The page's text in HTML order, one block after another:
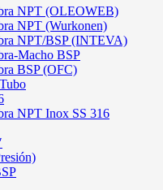
NPT (OLEOWEB)
NPT (Wurkonen)
NPT/BSP (INTEVA)
Macho BSP
BSP (OFC)
NPT Inox SS 316